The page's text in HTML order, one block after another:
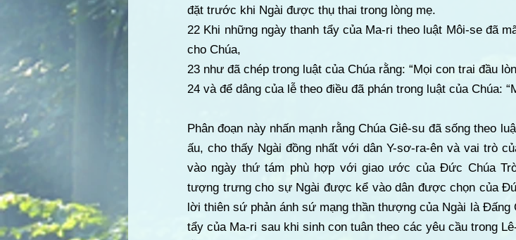
đặt trước khi Ngài được thụ thai trong lòng mẹ.
22 Khi những ngày thanh tẩy của Ma-ri theo luật Môi-se đã
cho Chúa,
23 như đã chép trong luật của Chúa rằng: “Mọi con trai đầu
24 và để dâng của lễ theo điều đã phán trong luật của Chúa:
Phân đoạn này nhấn mạnh rằng Chúa Giê-su đã sống theo
ấu, cho thấy Ngài đồng nhất với dân Y-sơ-ra-ên và vai trò
vào ngày thứ tám phù hợp với giao ước của Đức Chúa
tượng trưng cho sự Ngài được kể vào dân được chọn của
lời thiên sứ phản ánh sứ mạng thần thượng của Ngài là
tẩy của Ma-ri sau khi sinh con tuân theo các yêu cầu trong